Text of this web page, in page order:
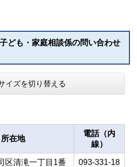
ども・家庭相談係の問い合わせ
イズを切り替える
所在地
電話（内
線）
区清滝一丁目1番
093-331-18